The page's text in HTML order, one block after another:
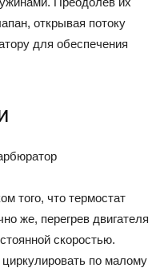
открывая потоку
для обеспечения
того, что термостат
же, перегрев двигателя
скоростью.
по малому